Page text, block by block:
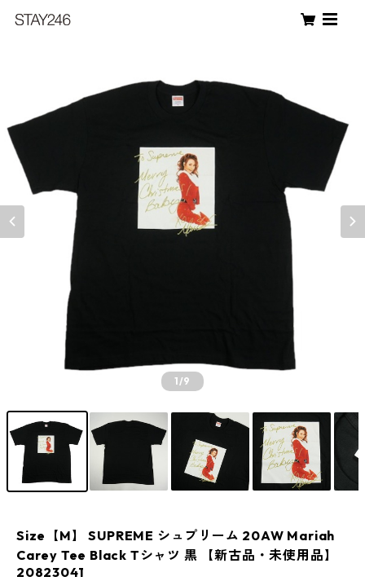
1/9
Size【M】 SUPREME シュプリーム 20AW Mariah
Carey Tee Black Tシャツ 黒 【新古品・未使用品】
20823041